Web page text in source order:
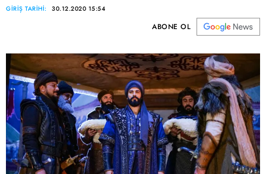
GİRİŞ TARİHİ: 30.12.2020 15:54
ABONE OL